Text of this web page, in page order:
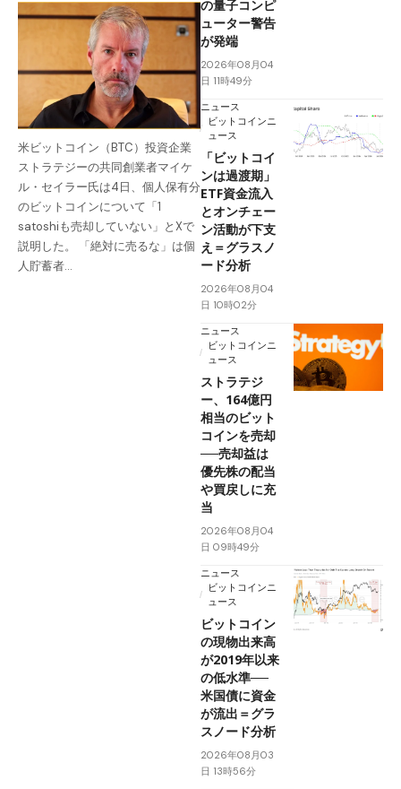
米ビットコイン（BTC）投資企業
ストラテジーの共同創業者マイケ
ル・セイラー氏は4日、個人保有分
のビットコインについて「1
satoshiも売却していない」とXで
説明した。 「絶対に売るな」は個
人貯蓄者…
の量子コンピ
ューター警告
が発端
2026年08月04
日 11時49分
ニュース
ビットコインニ
ュース
「ビットコイ
ンは過渡期」
ETF資金流入
とオンチェー
ン活動が下支
え＝グラスノ
ード分析
2026年08月04
日 10時02分
ニュース
ビットコインニ
ュース
ストラテジ
ー、164億円
相当のビット
コインを売却
──売却益は
優先株の配当
や買戻しに充
当
2026年08月04
日 09時49分
ニュース
ビットコインニ
ュース
ビットコイン
の現物出来高
が2019年以来
の低水準──
米国債に資金
が流出＝グラ
スノード分析
2026年08月03
日 13時56分